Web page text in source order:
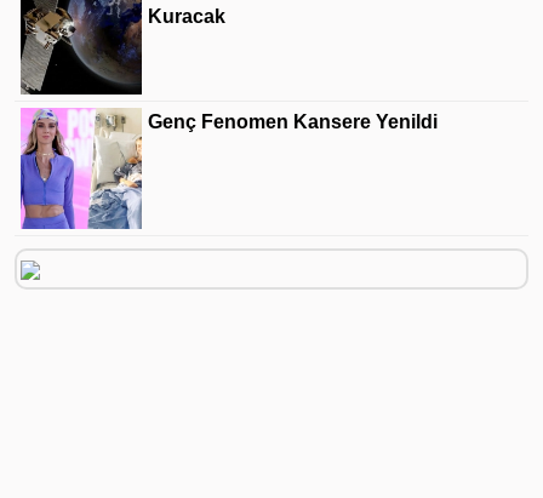
Kuracak
Genç Fenomen Kansere Yenildi